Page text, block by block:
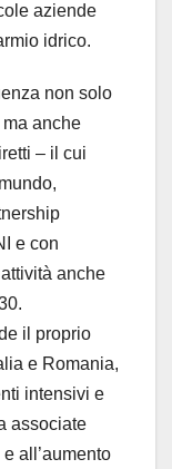
aziende
idrico.
non solo
ma anche
– il cui
e con
anche
il proprio
e Romania,
intensivi e
associate
all’aumento